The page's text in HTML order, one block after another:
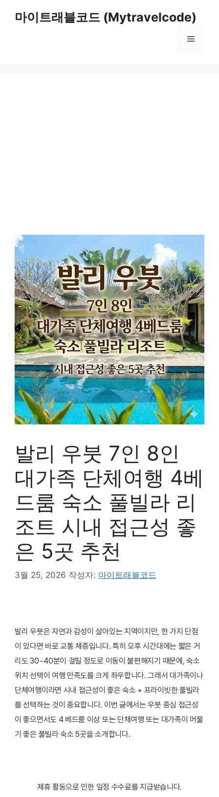
마이트래블코드 (Mytravelcode)
메
발리 우붓 7인 8인
대가족 단체여행 4베
드룸 숙소 풀빌라 리
조트 시내 접근성 좋
은 5곳 추천
3월 25, 2026 작성자: 마이트래블코드
발리 우붓은 자연과 감성이 살아있는 지역이지만, 한 가지 단점
이 있다면 바로 교통 체증입니다. 특히 오후 시간대에는 짧은 거
리도 30~40분이 걸릴 정도로 이동이 불편해지기 때문에, 숙소
위치 선택이 여행 만족도를 크게 좌우합니다. 그래서 대가족이나
단체여행이라면 시내 접근성이 좋은 숙소 + 프라이빗한 풀빌라
를 선택하는 것이 중요합니다. 이번 글에서는 우붓 중심 접근성
이 좋으면서도 4 베드룸 이상 또는 단체여행 또는 대가족이 머물
기 좋은 풀빌라 숙소 5곳을 소개합니다.
제휴 활동으로 인한 일정 수수료를 지급받습니다.